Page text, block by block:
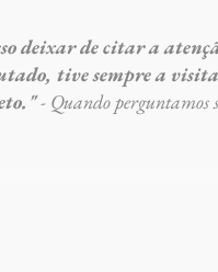
deixar de citar a
tive sempre a
- Quando perguntamos